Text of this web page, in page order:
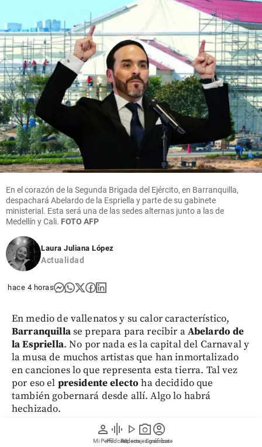
person
Mi Perfil
graphic_eq
Pódcast
play_arrow
Videos
photo_camera
Reportajes gráficos
account_circle
Suscríbete
En el corazón de la Segunda Brigada del Ejército, en Barranquilla,
despachará Abelardo de la Espriella y parte de su gabinete
ministerial. Esta será una de las sedes alternas junto a las de
Medellín y Cali. FOTO AFP
Laura Juliana López
Actualidad
hace 4 horas
En medio de vallenatos y su calor característico,
Barranquillase prepara para recibir aAbelardo de
la Espriella. No por nada es la capital del Carnaval y
la musa de muchos artistas que han inmortalizado
en canciones lo que representa esta tierra. Tal vez
por eso el presidente electo ha decidido que
también gobernará desde allí. Algo lo habrá
hechizado.
No obstante, su decisión está lejos de ser fortuita. El